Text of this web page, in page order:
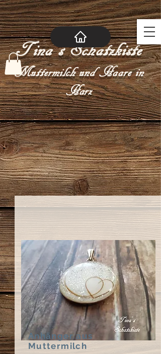
Tina´s Schatzkiste
Muttermilch und Haare in
Harz
Anhänger aus
Muttermilch